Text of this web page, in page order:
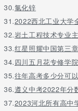
30.氯化锌
31.2022西北工业大学
32.岩土工程技术专业
33.红星照耀中国第三
34.四川五月花专修学
35.往年高考多少分可
36.遵义中考2022年分
37.2023河北所有高中